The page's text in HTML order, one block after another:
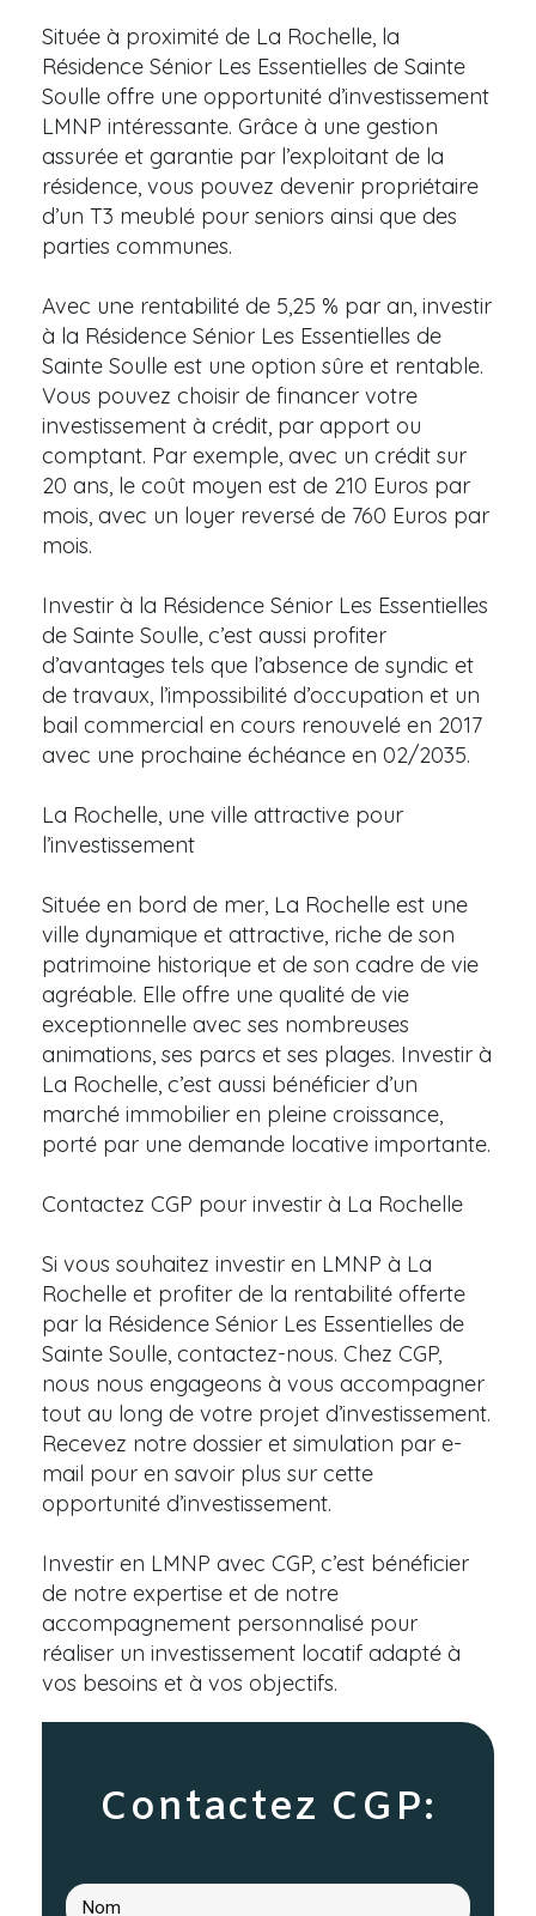
Située à proximité de La Rochelle, la
Résidence Sénior Les Essentielles de Sainte
Soulle offre une opportunité d’investissement
LMNP intéressante. Grâce à une gestion
assurée et garantie par l’exploitant de la
résidence, vous pouvez devenir propriétaire
d’un T3 meublé pour seniors ainsi que des
parties communes.
Avec une rentabilité de 5,25 % par an, investir
à la Résidence Sénior Les Essentielles de
Sainte Soulle est une option sûre et rentable.
Vous pouvez choisir de financer votre
investissement à crédit, par apport ou
comptant. Par exemple, avec un crédit sur
20 ans, le coût moyen est de 210 Euros par
mois, avec un loyer reversé de 760 Euros par
mois.
Investir à la Résidence Sénior Les Essentielles
de Sainte Soulle, c’est aussi profiter
d’avantages tels que l’absence de syndic et
de travaux, l’impossibilité d’occupation et un
bail commercial en cours renouvelé en 2017
avec une prochaine échéance en 02/2035.
La Rochelle, une ville attractive pour
l’investissement
Située en bord de mer, La Rochelle est une
ville dynamique et attractive, riche de son
patrimoine historique et de son cadre de vie
agréable. Elle offre une qualité de vie
exceptionnelle avec ses nombreuses
animations, ses parcs et ses plages. Investir à
La Rochelle, c’est aussi bénéficier d’un
marché immobilier en pleine croissance,
porté par une demande locative importante.
Contactez CGP pour investir à La Rochelle
Si vous souhaitez investir en LMNP à La
Rochelle et profiter de la rentabilité offerte
par la Résidence Sénior Les Essentielles de
Sainte Soulle, contactez-nous. Chez CGP,
nous nous engageons à vous accompagner
tout au long de votre projet d’investissement.
Recevez notre dossier et simulation par e-
mail pour en savoir plus sur cette
opportunité d’investissement.
Investir en LMNP avec CGP, c’est bénéficier
de notre expertise et de notre
accompagnement personnalisé pour
réaliser un investissement locatif adapté à
vos besoins et à vos objectifs.
Contactez CGP: